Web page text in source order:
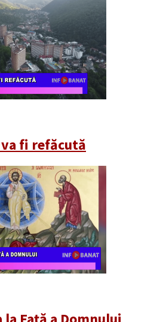
fi refăcută